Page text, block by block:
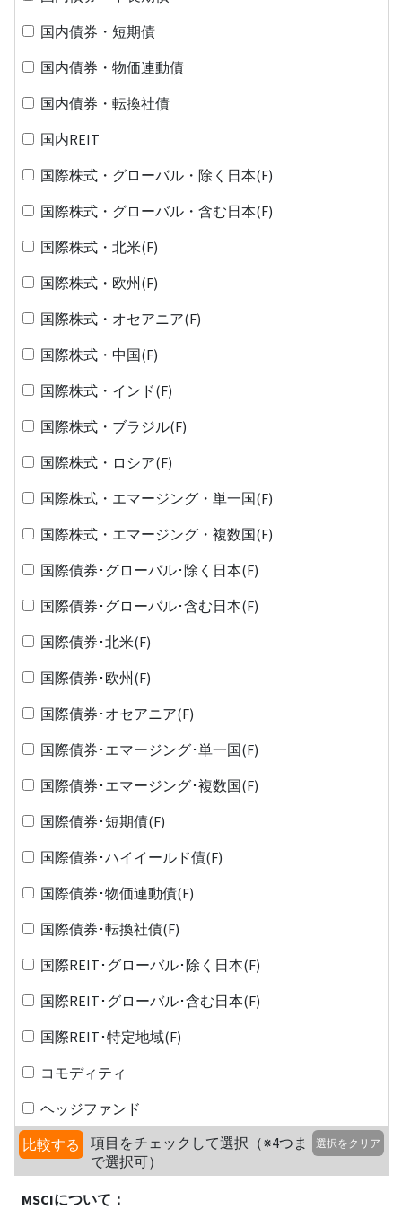
国内債券・短期債
国内債券・物価連動債
国内債券・転換社債
国内REIT
国際株式・グローバル・除く日本(F)
国際株式・グローバル・含む日本(F)
国際株式・北米(F)
国際株式・欧州(F)
国際株式・オセアニア(F)
国際株式・中国(F)
国際株式・インド(F)
国際株式・ブラジル(F)
国際株式・ロシア(F)
国際株式・エマージング・単一国(F)
国際株式・エマージング・複数国(F)
国際債券･グローバル･除く日本(F)
国際債券･グローバル･含む日本(F)
国際債券･北米(F)
国際債券･欧州(F)
国際債券･オセアニア(F)
国際債券･エマージング･単一国(F)
国際債券･エマージング･複数国(F)
国際債券･短期債(F)
国際債券･ハイイールド債(F)
国際債券･物価連動債(F)
国際債券･転換社債(F)
国際REIT･グローバル･除く日本(F)
国際REIT･グローバル･含む日本(F)
国際REIT･特定地域(F)
コモディティ
ヘッジファンド
比較する
項目をチェックして選択（※4つま
で選択可）
選択をクリア
MSCIについて：